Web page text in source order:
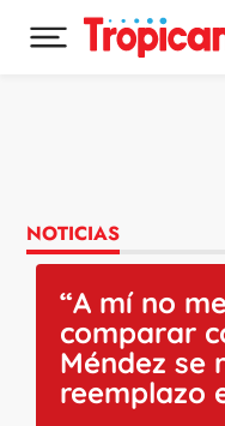
Desplegar menú
NOTICIAS
“A mí no
comparar
Méndez se
reemplazo